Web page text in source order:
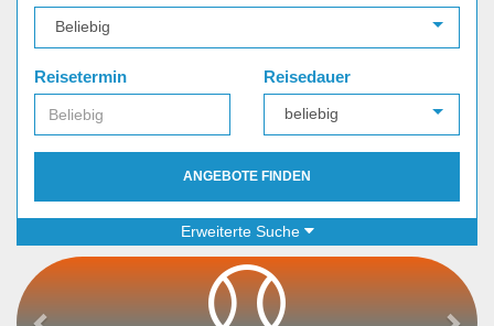
Reisetermin Reisedauer
ANGEBOTE FINDEN
Erweiterte Suche